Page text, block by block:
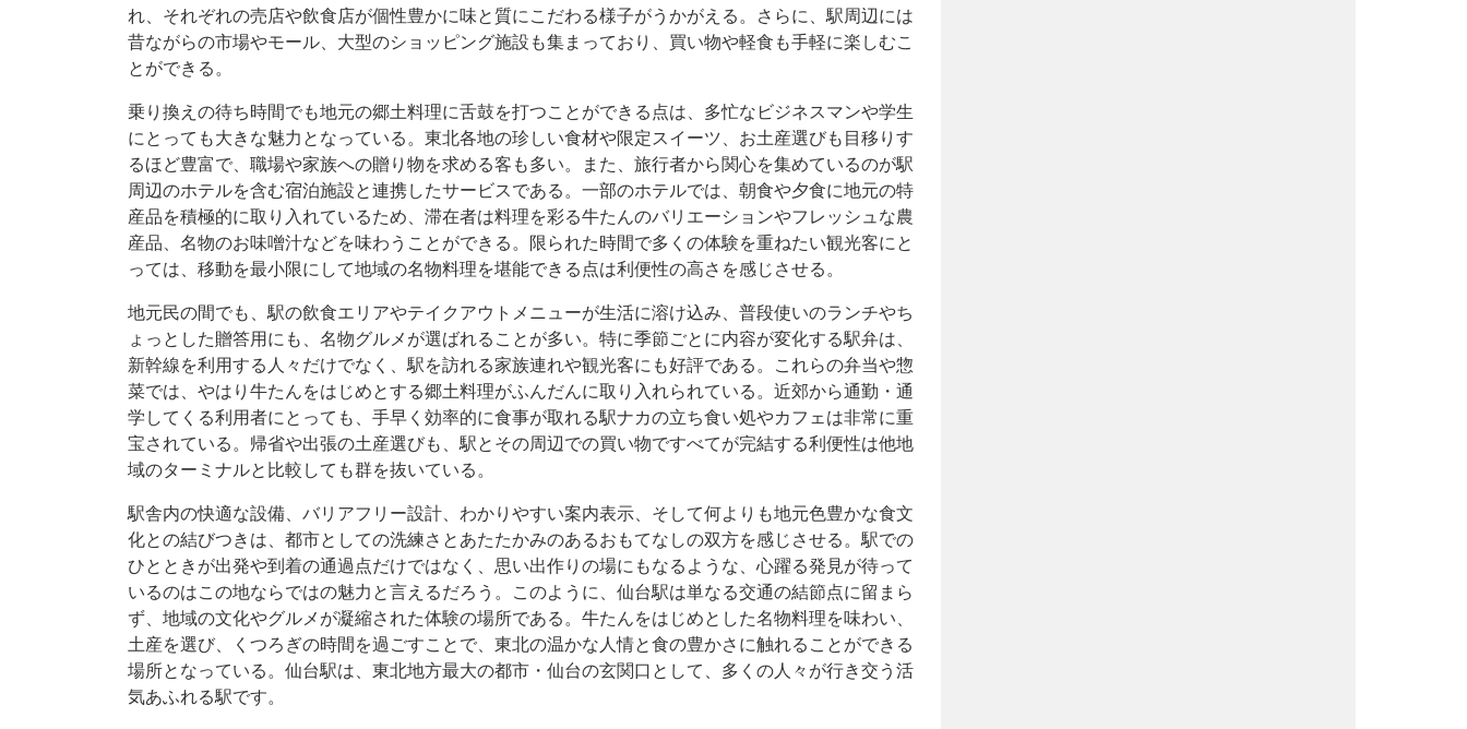
れ、それぞれの売店や飲食店が個性豊かに味と質にこだわる様子がうかがえる。さらに、駅周辺には
昔ながらの市場やモール、大型のショッピング施設も集まっており、買い物や軽食も手軽に楽しむこ
とができる。
乗り換えの待ち時間でも地元の郷土料理に舌鼓を打つことができる点は、多忙なビジネスマンや学生
にとっても大きな魅力となっている。東北各地の珍しい食材や限定スイーツ、お土産選びも目移りす
るほど豊富で、職場や家族への贈り物を求める客も多い。また、旅行者から関心を集めているのが駅
周辺のホテルを含む宿泊施設と連携したサービスである。一部のホテルでは、朝食や夕食に地元の特
産品を積極的に取り入れているため、滞在者は料理を彩る牛たんのバリエーションやフレッシュな農
産品、名物のお味噌汁などを味わうことができる。限られた時間で多くの体験を重ねたい観光客にと
っては、移動を最小限にして地域の名物料理を堪能できる点は利便性の高さを感じさせる。
地元民の間でも、駅の飲食エリアやテイクアウトメニューが生活に溶け込み、普段使いのランチやち
ょっとした贈答用にも、名物グルメが選ばれることが多い。特に季節ごとに内容が変化する駅弁は、
新幹線を利用する人々だけでなく、駅を訪れる家族連れや観光客にも好評である。これらの弁当や惣
菜では、やはり牛たんをはじめとする郷土料理がふんだんに取り入れられている。近郊から通勤・通
学してくる利用者にとっても、手早く効率的に食事が取れる駅ナカの立ち食い処やカフェは非常に重
宝されている。帰省や出張の土産選びも、駅とその周辺での買い物ですべてが完結する利便性は他地
域のターミナルと比較しても群を抜いている。
駅舎内の快適な設備、バリアフリー設計、わかりやすい案内表示、そして何よりも地元色豊かな食文
化との結びつきは、都市としての洗練さとあたたかみのあるおもてなしの双方を感じさせる。駅での
ひとときが出発や到着の通過点だけではなく、思い出作りの場にもなるような、心躍る発見が待って
いるのはこの地ならではの魅力と言えるだろう。このように、仙台駅は単なる交通の結節点に留まら
ず、地域の文化やグルメが凝縮された体験の場所である。牛たんをはじめとした名物料理を味わい、
土産を選び、くつろぎの時間を過ごすことで、東北の温かな人情と食の豊かさに触れることができる
場所となっている。仙台駅は、東北地方最大の都市・仙台の玄関口として、多くの人々が行き交う活
気あふれる駅です。